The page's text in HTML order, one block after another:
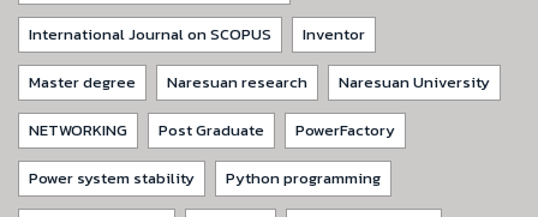
International Journal on SCOPUS Inventor
Master degree Naresuan research Naresuan University
NETWORKING Post Graduate PowerFactory
Power system stability Python programming